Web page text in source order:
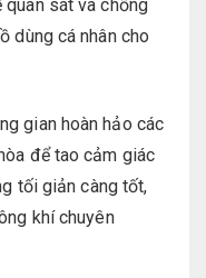
sát và chống
dùng cá nhân cho
gian hoàn hảo các
để tao cảm giác
tối giản càng tốt,
khí chuyên